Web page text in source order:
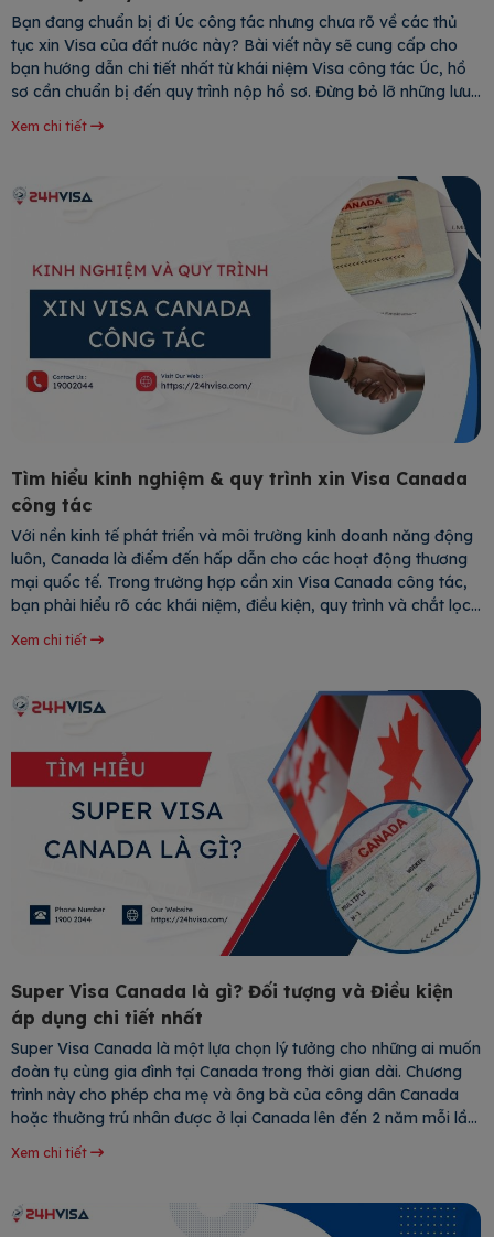
Bạn đang chuẩn bị đi Úc công tác nhưng chưa rõ về các thủ
tục xin Visa của đất nước này? Bài viết này sẽ cung cấp cho
bạn hướng dẫn chi tiết nhất từ khái niệm Visa công tác Úc, hồ
sơ cần chuẩn bị đến quy trình nộp hồ sơ. Đừng bỏ lỡ những lưu
ý quan trọng
Xem chi tiết
Tìm hiểu kinh nghiệm & quy trình xin Visa Canada
công tác
Với nền kinh tế phát triển và môi trường kinh doanh năng động
luôn, Canada là điểm đến hấp dẫn cho các hoạt động thương
mại quốc tế. Trong trường hợp cần xin Visa Canada công tác,
bạn phải hiểu rõ các khái niệm, điều kiện, quy trình và chắt lọc
Xem chi tiết
Super Visa Canada là gì? Đối tượng và Điều kiện
áp dụng chi tiết nhất
Super Visa Canada là một lựa chọn lý tưởng cho những ai muốn
đoàn tụ cùng gia đình tại Canada trong thời gian dài. Chương
trình này cho phép cha mẹ và ông bà của công dân Canada
hoặc thường trú nhân được ở lại Canada lên đến 2 năm mỗi lần
nhập cảnh, với tổng thời hạn Visa lên
Xem chi tiết